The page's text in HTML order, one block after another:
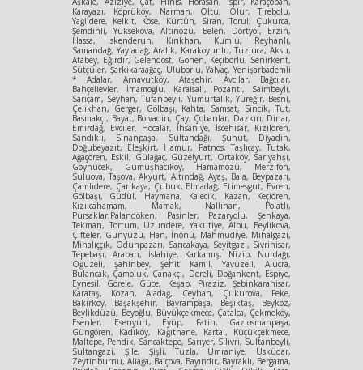
Karayazı, Köprüköy, Narman, Oltu, Olur, Tirebolu,
Yağlıdere, Kelkit, Köse, Kürtün, Siran, Torul, Çukurca,
Şemdinli, Yüksekova, Altınözü, Belen, Dörtyol, Erzin,
Hassa, İskenderun, Kırıkhan, Kumlu, Reyhanlı,
Samandağ, Yayladağ, Aralık, Karakoyunlu, Tuzluca, Aksu,
Atabey, Eğirdir, Gelendost, Gönen, Keçiborlu, Senirkent,
Sütçüler, Şarkikaraağaç, Uluborlu, Yalvaç, Yenişarbademli
* Adalar, Arnavutköy, Ataşehir, Avcılar, Bağcılar,
Bahçelievler, İmamoğlu, Karaisalı, Pozantı, Saimbeyli,
Sarıçam, Seyhan, Tufanbeyli, Yumurtalık, Yüreğir, Besni,
Çelikhan, Gerger, Gölbaşı, Kahta, Samsat, Sincik, Tut,
Basmakçı, Bayat, Bolvadin, Çay, Çobanlar, Dazkırı, Dinar,
Emirdağ, Evciler, Hocalar, İhsaniye, İscehisar, Kızılören,
Sandıklı, Sinanpaşa, Sultandağı, Şuhut, Diyadin,
Doğubeyazıt, Eleşkirt, Hamur, Patnos, Taşlıçay, Tutak,
Ağaçören, Eskil, Gülağaç, Güzelyurt, Ortaköy, Sarıyahşi,
Göynücek, Gümüşhacıköy, Hamamözü, Merzifon,
Suluova, Taşova, Akyurt, Altındağ, Ayaş, Bala, Beypazarı,
Çamlıdere, Çankaya, Çubuk, Elmadağ, Etimesgut, Evren,
Gölbaşı, Güdül, Haymana, Kalecik, Kazan, Keçiören,
Kızılcahamam, Mamak, Nallıhan, Polatlı,
Pursaklar,Palandöken, Pasinler, Pazaryolu, Şenkaya,
Tekman, Tortum, Uzundere, Yakutiye, Alpu, Beylikova,
Çifteler, Günyüzü, Han, İnönü, Mahmudiye, Mihalgazi,
Mihalıççık, Odunpazarı, Sarıcakaya, Seyitgazi, Sivrihisar,
Tepebaşı, Araban, İslahiye, Karkamış, Nizip, Nurdağı,
Oğuzeli, Şahinbey, Şehit Kamil, Yavuzeli, Alucra,
Bulancak, Çamoluk, Çanakçı, Dereli, Doğankent, Espiye,
Eynesil, Görele, Güce, Keşap, Piraziz, Şebinkarahisar,
Karataş, Kozan, Aladağ, Ceyhan, Çukurova, Feke,
Bakırköy, Başakşehir, Bayrampaşa, Beşiktaş, Beykoz,
Beylikdüzü, Beyoğlu, Büyükçekmece, Çatalca, Çekmeköy,
Esenler, Esenyurt, Eyüp, Fatih, Gaziosmanpaşa,
Güngören, Kadıköy, Kağıthane, Kartal, Küçükçekmece,
Maltepe, Pendik, Sancaktepe, Sarıyer, Silivri, Sultanbeyli,
Sultangazi, Şile, Şişli, Tuzla, Ümraniye, Üsküdar,
Zeytinburnu, Aliağa, Balçova, Bayındır, Bayraklı, Bergama,